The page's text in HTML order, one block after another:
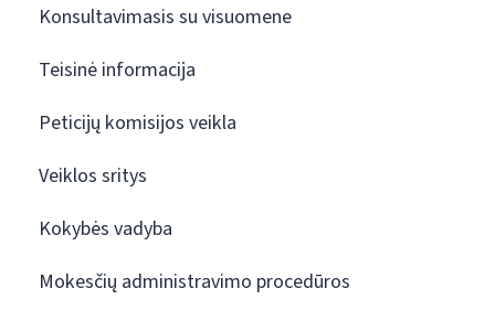
Konsultavimasis su visuomene
Teisinė informacija
Peticijų komisijos veikla
Veiklos sritys
Kokybės vadyba
Mokesčių administravimo procedūros